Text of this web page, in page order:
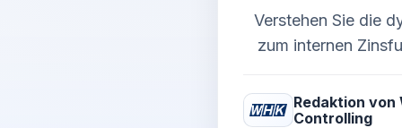
Verstehen Sie die
zum internen
Redaktion von
Controlling